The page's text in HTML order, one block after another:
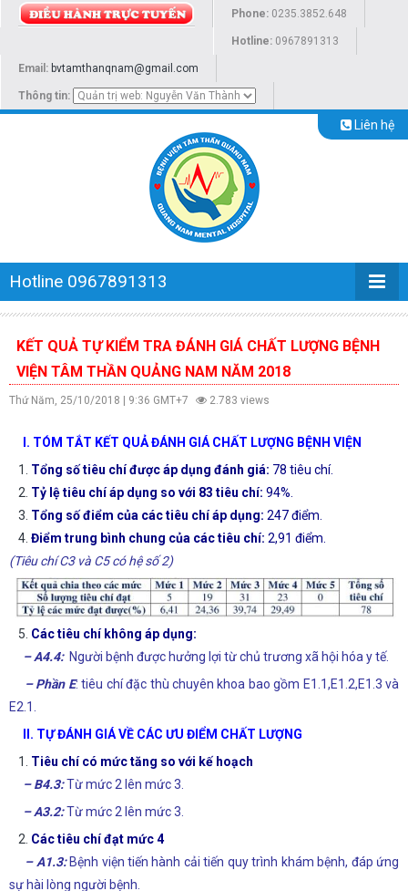
Phone: 0235.3852.648
Hotline: 0967891313
Email: bvtamthanqnam@gmail.com
Thông tin:
Liên hệ
Hotline 0967891313
KẾT QUẢ TỰ KIỂM TRA ĐÁNH GIÁ CHẤT LƯỢNG BỆNH
VIỆN TÂM THẦN QUẢNG NAM NĂM 2018
Thứ Năm, 25/10/2018 | 9:36 GMT+7 2.783 views
I. TÓM TẮT KẾT QUẢ ĐÁNH GIÁ CHẤT LƯỢNG BỆNH VIỆN
Tổng số tiêu chí được áp dụng đánh giá: 78 tiêu chí.
Tỷ lệ tiêu chí áp dụng so với 83 tiêu chí: 94%.
Tổng số điểm của các tiêu chí áp dụng: 247 điểm.
Điểm trung bình chung của các tiêu chí: 2,91 điểm.
(Tiêu chí C3 và C5 có hệ số 2)
Các tiêu chí không áp dụng:
– A4.4: Người bệnh được hưởng lợi từ chủ trương xã hội hóa y tế.
– Phần E: tiêu chí đặc thù chuyên khoa bao gồm E1.1,E1.2,E1.3 và
E2.1.
II. TỰ ĐÁNH GIÁ VỀ CÁC ƯU ĐIỂM CHẤT LƯỢNG
Tiêu chí có mức tăng so với kế hoạch
– B4.3:Từ mức 2 lên mức 3.
– A3.2:Từ mức 2 lên mức 3.
Các tiêu chí đạt mức 4
– A1.3:Bệnh viện tiến hành cải tiến quy trình khám bệnh, đáp ứng
sự hài lòng người bệnh.